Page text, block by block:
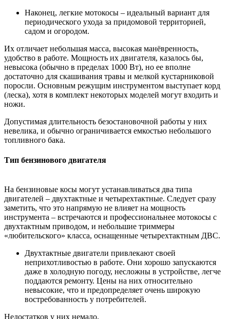
Наконец, легкие мотокосы – идеальный вариант для
периодического ухода за придомовой территорией,
садом и огородом.
Их отличает небольшая масса, высокая манёвренность,
удобство в работе. Мощность их двигателя, казалось бы,
невысока (обычно в пределах 1000 Вт), но ее вполне
достаточно для скашивания травы и мелкой кустарниковой
поросли. Основным режущим инструментом выступает корд
(леска), хотя в комплект некоторых моделей могут входить и
ножи.
Допустимая длительность безостановочной работы у них
невелика, и обычно ограничивается емкостью небольшого
топливного бака.
Тип бензинового двигателя
На бензиновые косы могут устанавливаться два типа
двигателей – двухтактные и четырехтактные. Следует сразу
заметить, что это напрямую не влияет на мощность
инструмента – встречаются и профессиональнее мотокосы с
двухтактным приводом, и небольшие триммеры
«любительского» класса, оснащенные четырехтактным ДВС.
Двухтактные двигатели привлекают своей
неприхотливостью в работе. Они хорошо запускаются
даже в холодную погоду, несложны в устройстве, легче
поддаются ремонту. Цены на них относительно
невысокие, что и предопределяет очень широкую
востребованность у потребителей.
Недостатков у них немало.